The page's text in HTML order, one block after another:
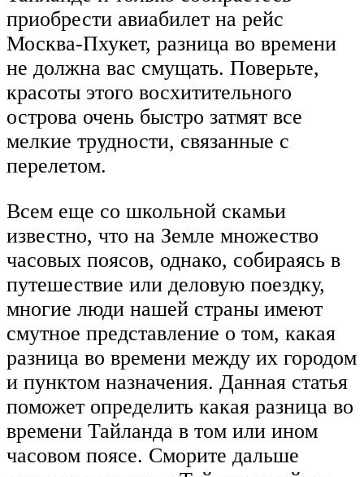
приобрести авиабилет на рейс
Москва-Пхукет, разница во времени
не должна вас смущать. Поверьте,
красоты этого восхитительного
острова очень быстро затмят все
мелкие трудности, связанные с
перелетом.
Всем еще со школьной скамьи
известно, что на Земле множество
часовых поясов, однако, собираясь в
путешествие или деловую поездку,
многие люди нашей страны имеют
смутное представление о том, какая
разница во времени между их городом
и пунктом назначения. Данная статья
поможет определить какая разница во
времени Тайланда в том или ином
часовом поясе. Сморите дальше